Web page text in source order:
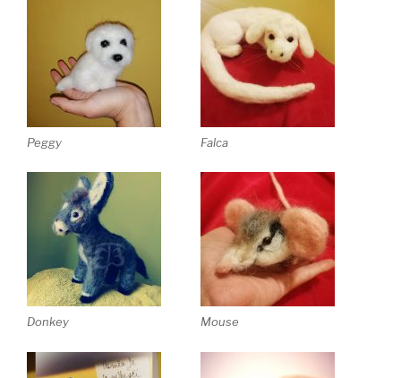
Peggy Falca
Donkey Mouse